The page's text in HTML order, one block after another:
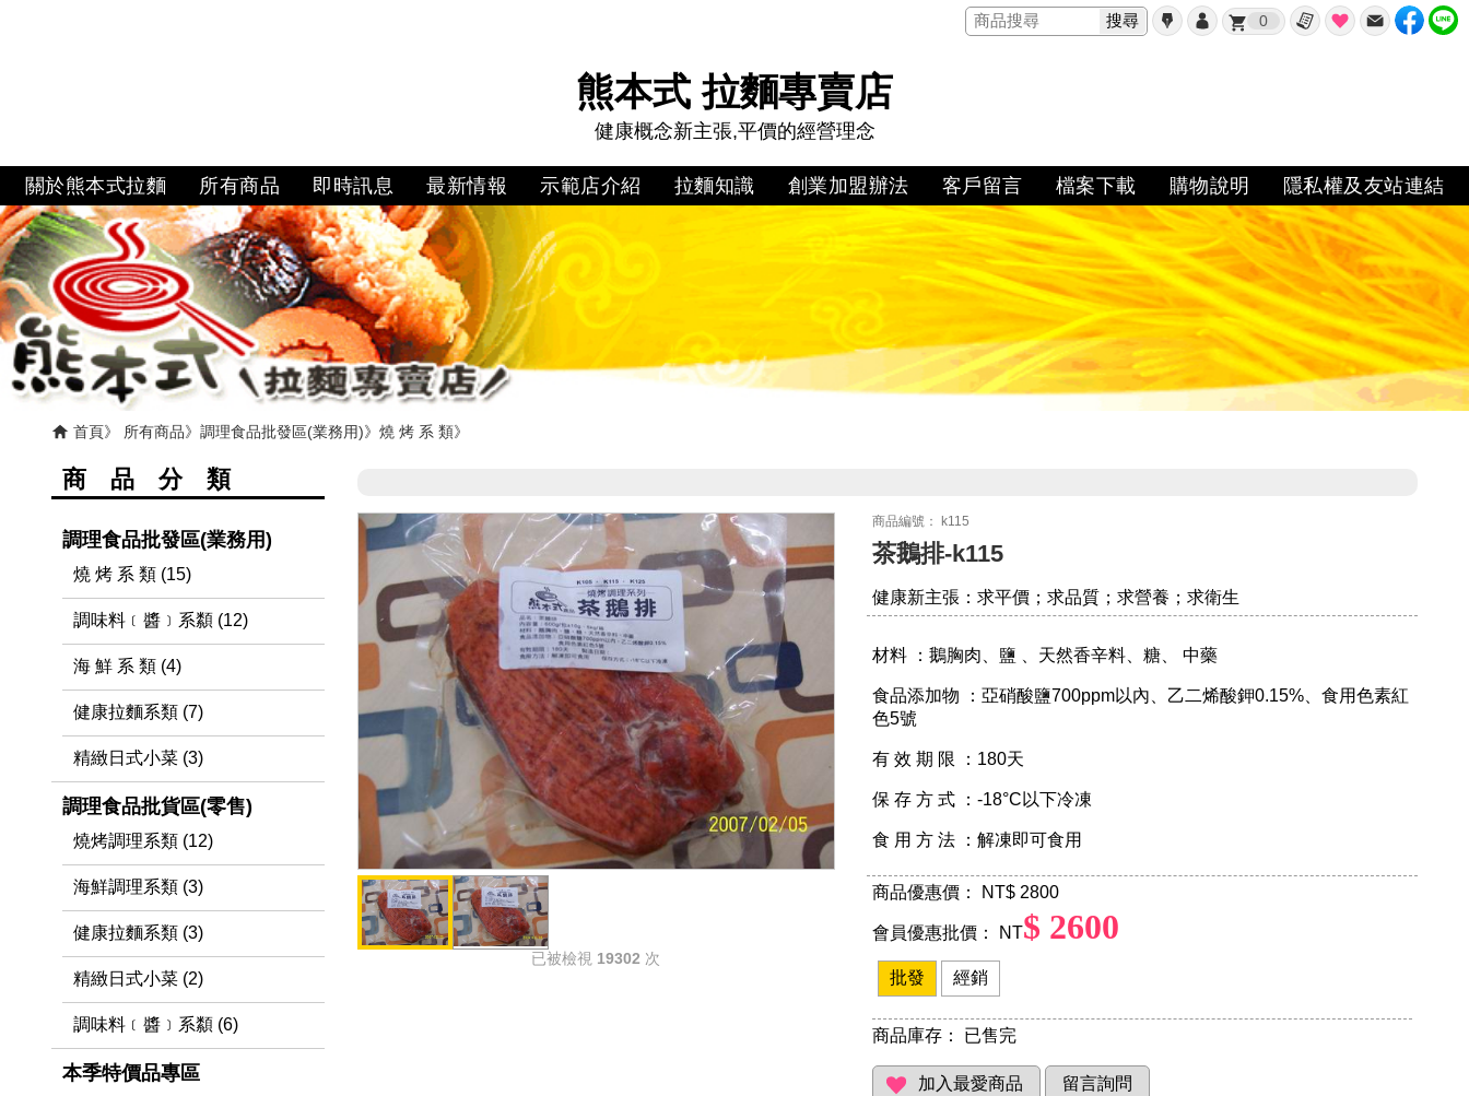
搜尋 0
熊本式 拉麵專賣店
健康概念新主張,平價的經營理念
關於熊本式拉麵 所有商品 即時訊息 最新情報 示範店介紹 拉麵知識 創業加盟辦法 客戶留言 檔案下載 購物說明 隱私權及友站連結
首頁 所有商品 調理食品批發區(業務用) 燒 烤 系 類
✖
已被檢視 19302 次
商品編號： k115
茶鵝排-k115
健康新主張：求平價；求品質；求營養；求衛生
材料 ：鵝胸肉、鹽 、天然香辛料、糖、 中藥
食品添加物 ：亞硝酸鹽700ppm以內、乙二烯酸鉀0.15%、食用色素紅
色5號
有 效 期 限 ：180天
保 存 方 式 ：-18°C以下冷凍
食 用 方 法 ：解凍即可食用
商品優惠價： NT$ 2800
會員優惠批價： NT$ 2600
批發 經銷
商品庫存： 已售完
商 品 分 類
調理食品批發區(業務用)
燒 烤 系 類 (15)
調味料﹝醬﹞系纇 (12)
海 鮮 系 類 (4)
健康拉麵系類 (7)
精緻日式小菜 (3)
調理食品批貨區(零售)
燒烤調理系類 (12)
海鮮調理系類 (3)
健康拉麵系類 (3)
精緻日式小菜 (2)
調味料﹝醬﹞系纇 (6)
本季特價品專區